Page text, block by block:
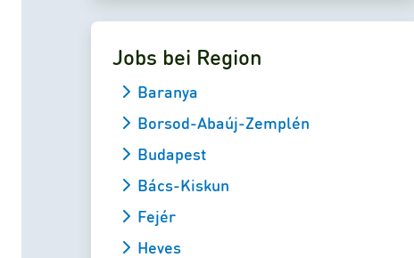
Jobs bei Region
Baranya
Borsod-Abaúj-Zemplén
Budapest
Bács-Kiskun
Fejér
Heves